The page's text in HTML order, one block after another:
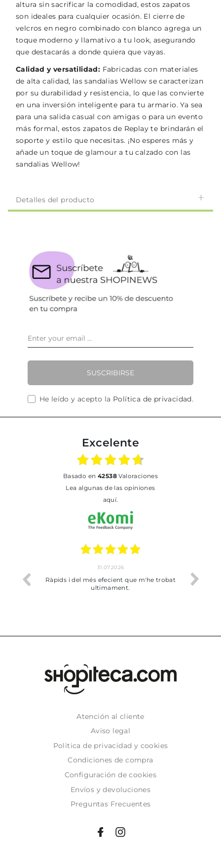
altura sin sacrificar la comodidad, estos zapatos
son ideales para cualquier ocasión. El cierre de
velcros en negro combinado con blanco agrega un
toque moderno y llamativo a tu look, asegurando
que destacarás a donde quiera que vayas.
Calidad y versatilidad: Fabricadas con materiales
de alta calidad, las sandalias Wellow se caracterizan
por su durabilidad y resistencia, lo que las convierte
en una inversión inteligente para tu armario. Ya sea
para una salida casual con amigas o para un evento
más formal, estos zapatos de Replay te brindarán el
soporte y estilo que necesitas. ¡No esperes más y
añade un toque de glamour a tu calzado con las
sandalias Wellow!
Detalles del producto
SUSCRIBIRSE
He leído y acepto la Política de privacidad.
Excelente
basado en 42538Valoraciones
Lea algunas de las opiniones
aquí.
efecient que m'he trobat
ultimament.
Bien pero soy de Vilafranca y no
dejado recoger en tienda
Atención al cliente
Aviso legal
Politica de privacidad y cookies
Condiciones de compra
Configuración de cookies
Envíos y devoluciones
Preguntas Frecuentes